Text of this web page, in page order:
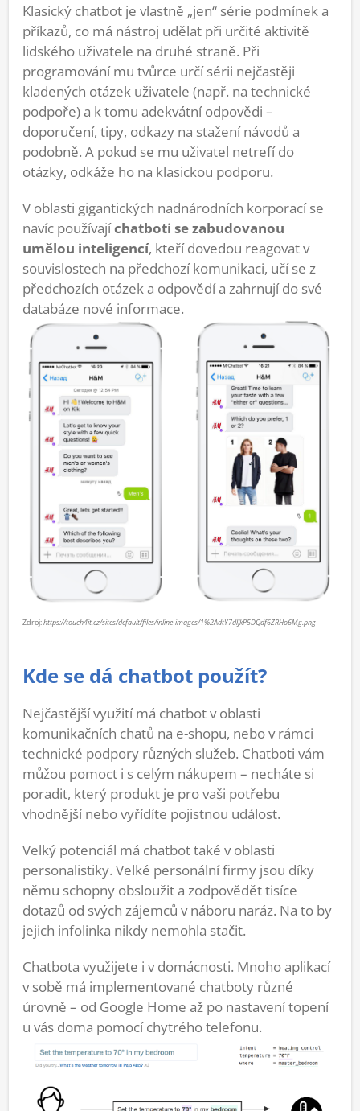
Klasický chatbot je vlastně „jen“ série podmínek a
příkazů, co má nástroj udělat při určité aktivitě
lidského uživatele na druhé straně. Při
programování mu tvůrce určí sérii nejčastěji
kladených otázek uživatele (např. na technické
podpoře) a k tomu adekvátní odpovědi –
doporučení, tipy, odkazy na stažení návodů a
podobně. A pokud se mu uživatel netrefí do
otázky, odkáže ho na klasickou podporu.
V oblasti gigantických nadnárodních korporací se
navíc používajíchatboti se zabudovanou
umělou inteligencí, kteří dovedou reagovat v
souvislostech na předchozí komunikaci, učí se z
předchozích otázek a odpovědí a zahrnují do své
databáze nové informace.
Zdroj:https://touch4it.cz/sites/default/files/inline-images/1%2AdtY7dlJkP5DQdf6ZRHo6Mg.png
Kde se dá chatbot použít?
Nejčastější využití má chatbot v oblasti
komunikačních chatů na e-shopu, nebo v rámci
technické podpory různých služeb. Chatboti vám
můžou pomoct i s celým nákupem – necháte si
poradit, který produkt je pro vaši potřebu
vhodnější nebo vyřídíte pojistnou událost.
Velký potenciál má chatbot také v oblasti
personalistiky. Velké personální firmy jsou díky
němu schopny obsloužit a zodpovědět tisíce
dotazů od svých zájemců v náboru naráz. Na to by
jejich infolinka nikdy nemohla stačit.
Chatbota využijete i v domácnosti. Mnoho aplikací
v sobě má implementované chatboty různé
úrovně – od Google Home až po nastavení topení
u vás doma pomocí chytrého telefonu.